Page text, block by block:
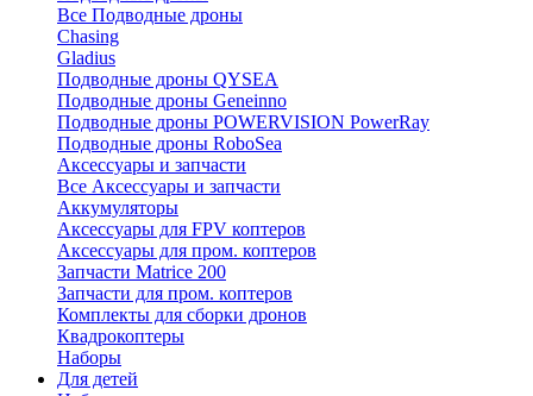
Все Подводные дроны
Chasing
Gladius
Подводные дроны QYSEA
Подводные дроны Geneinno
Подводные дроны POWERVISION PowerRay
Подводные дроны RoboSea
Аксессуары и запчасти
Все Аксессуары и запчасти
Аккумуляторы
Аксессуары для FPV коптеров
Аксессуары для пром. коптеров
Запчасти Matrice 200
Запчасти для пром. коптеров
Комплекты для сборки дронов
Квадрокоптеры
Наборы
Для детей